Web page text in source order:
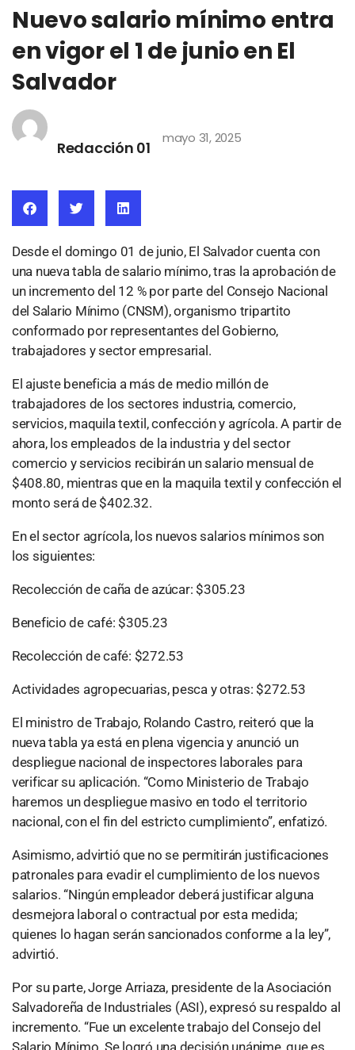
Nuevo salario mínimo entra
en vigor el 1 de junio en El
Salvador
Redacción 01
mayo 31, 2025
Desde el domingo 01 de junio, El Salvador cuenta con
una nueva tabla de salario mínimo, tras la aprobación de
un incremento del 12 % por parte del Consejo Nacional
del Salario Mínimo (CNSM), organismo tripartito
conformado por representantes del Gobierno,
trabajadores y sector empresarial.
El ajuste beneficia a más de medio millón de
trabajadores de los sectores industria, comercio,
servicios, maquila textil, confección y agrícola. A partir de
ahora, los empleados de la industria y del sector
comercio y servicios recibirán un salario mensual de
$408.80, mientras que en la maquila textil y confección el
monto será de $402.32.
En el sector agrícola, los nuevos salarios mínimos son
los siguientes:
Recolección de caña de azúcar: $305.23
Beneficio de café: $305.23
Recolección de café: $272.53
Actividades agropecuarias, pesca y otras: $272.53
El ministro de Trabajo, Rolando Castro, reiteró que la
nueva tabla ya está en plena vigencia y anunció un
despliegue nacional de inspectores laborales para
verificar su aplicación. “Como Ministerio de Trabajo
haremos un despliegue masivo en todo el territorio
nacional, con el fin del estricto cumplimiento”, enfatizó.
Asimismo, advirtió que no se permitirán justificaciones
patronales para evadir el cumplimiento de los nuevos
salarios. “Ningún empleador deberá justificar alguna
desmejora laboral o contractual por esta medida;
quienes lo hagan serán sancionados conforme a la ley”,
advirtió.
Por su parte, Jorge Arriaza, presidente de la Asociación
Salvadoreña de Industriales (ASI), expresó su respaldo al
incremento. “Fue un excelente trabajo del Consejo del